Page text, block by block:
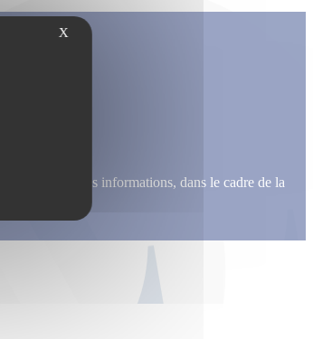
m’envoyer des informations, dans le cadre de la
X